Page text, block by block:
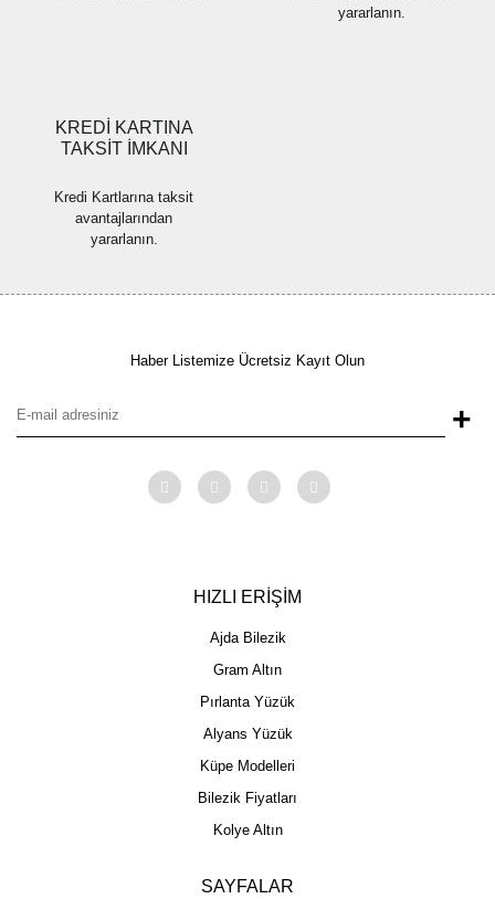
yararlanın.
KREDİ KARTINA
TAKSİT İMKANI
Kredi Kartlarına taksit
avantajlarından
yararlanın.
Haber Listemize Ücretsiz Kayıt Olun
+
HIZLI ERİŞİM
Ajda Bilezik
Gram Altın
Pırlanta Yüzük
Alyans Yüzük
Küpe Modelleri
Bilezik Fiyatları
Kolye Altın
SAYFALAR